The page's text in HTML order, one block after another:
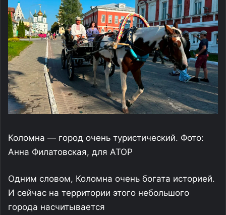
Коломна — город очень туристический. Фото:
Анна Филатовская, для АТОР
Одним словом, Коломна очень богата историей.
И сейчас на территории этого небольшого
города насчитывается